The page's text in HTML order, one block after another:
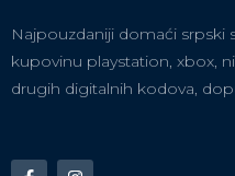
Najpouzdaniji domaći srpski
kupovinu playstation, xbox,
drugih digitalnih kodova,